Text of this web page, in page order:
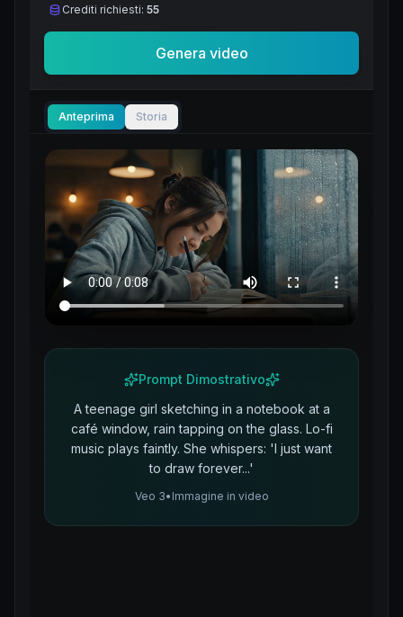
Crediti richiesti: 55
Genera video
Anteprima Storia
Prompt Dimostrativo
A teenage girl sketching in a notebook at a
café window, rain tapping on the glass. Lo-fi
music plays faintly. She whispers: 'I just want
to draw forever...'
Veo 3• Immagine in video